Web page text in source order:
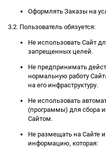
Оформлять Заказы на
3.2. Пользователь обязуется:
Не использовать Сайт
запрещенных целей.
Не предпринимать
нормальную работу
на его инфраструктуру.
Не использовать
(программы) для сбора
Сайтом.
Не размещать на Сайте
информацию, которая: